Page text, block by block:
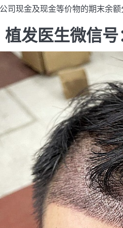
司现金及现金等价物的期末余
植发医生微信号